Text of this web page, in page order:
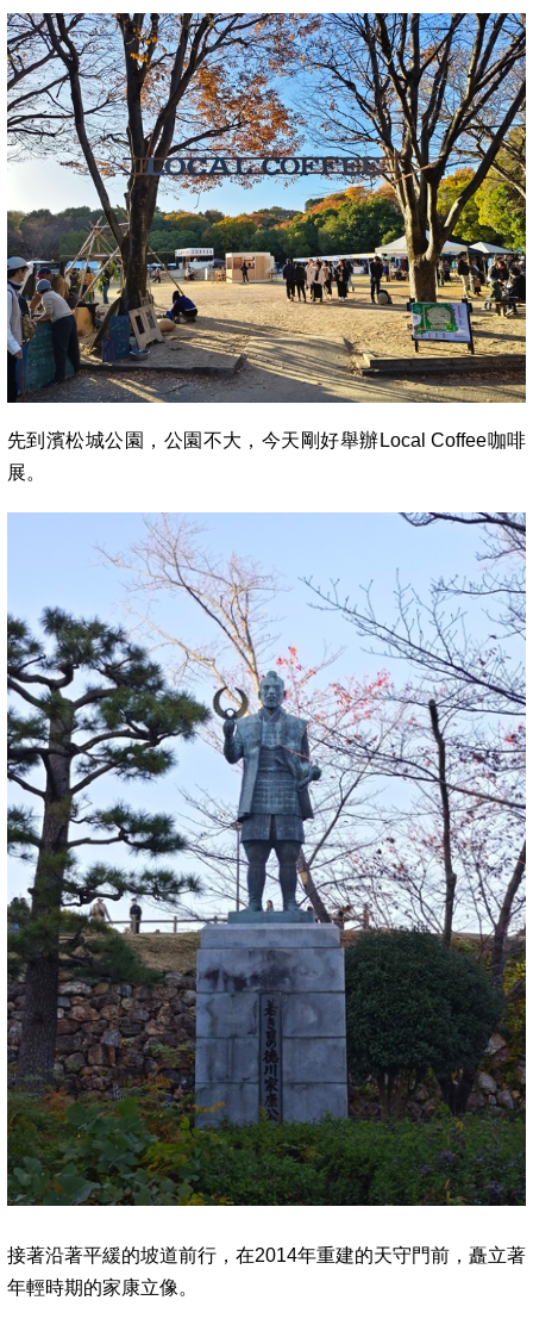
先到濱松城公園，公園不大，今天剛好舉辦Local Coffee咖啡
展。
接著沿著平緩的坡道前行，在2014年重建的天守門前，矗立著
年輕時期的家康立像。